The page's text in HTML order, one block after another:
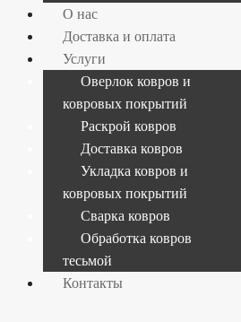
Плотность
Высота ворса
Форма
Производитель
производителя
ковров
О нас
Доставка и оплата
Услуги
Оверлок ковров и
ковровых покрытий
Раскрой ковров
Доставка ковров
Укладка ковров и
ковровых покрытий
Сварка ковров
Обработка ковров
тесьмой
Контакты